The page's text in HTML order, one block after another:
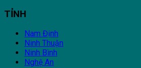
TỈNH
Nam Định
Ninh Thuận
Ninh Bình
Nghệ An